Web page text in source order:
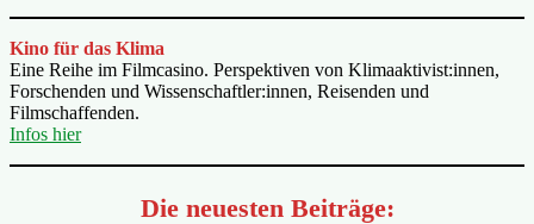
Kino für das Klima
Eine Reihe im Filmcasino. Perspektiven von Klimaaktivist:innen,
Forschenden und Wissenschaftler:innen, Reisenden und
Filmschaffenden.
Infos hier
Die neuesten Beiträge: